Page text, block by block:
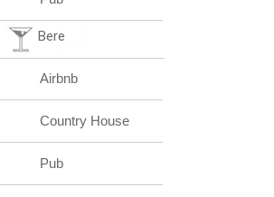
Bere
Airbnb
Country House
Pub